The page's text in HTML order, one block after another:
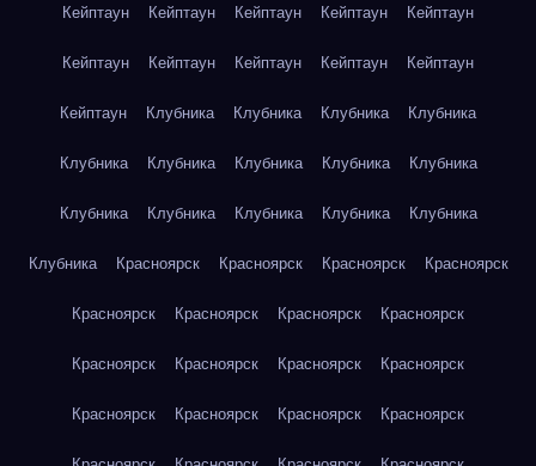
Кейптаун Кейптаун Кейптаун Кейптаун Кейптаун
Кейптаун Кейптаун Кейптаун Кейптаун Кейптаун
Кейптаун Клубника Клубника Клубника Клубника
Клубника Клубника Клубника Клубника Клубника
Клубника Клубника Клубника Клубника Клубника
Клубника Красноярск Красноярск Красноярск Красноярск
Красноярск Красноярск Красноярск Красноярск
Красноярск Красноярск Красноярск Красноярск
Красноярск Красноярск Красноярск Красноярск